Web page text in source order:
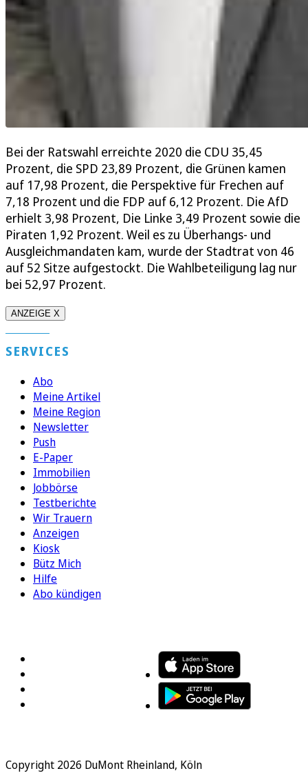
Bei der Ratswahl erreichte 2020 die CDU 35,45
Prozent, die SPD 23,89 Prozent, die Grünen kamen
auf 17,98 Prozent, die Perspektive für Frechen auf
7,18 Prozent und die FDP auf 6,12 Prozent. Die AfD
erhielt 3,98 Prozent, Die Linke 3,49 Prozent sowie die
Piraten 1,92 Prozent. Weil es zu Überhangs- und
Ausgleichmandaten kam, wurde der Stadtrat von 46
auf 52 Sitze aufgestockt. Die Wahlbeteiligung lag nur
bei 52,97 Prozent.
ANZEIGE X
SERVICES
Abo
Meine Artikel
Meine Region
Newsletter
Push
E-Paper
Immobilien
Jobbörse
Testberichte
Wir Trauern
Anzeigen
Kiosk
Bütz Mich
Hilfe
Abo kündigen
Copyright 2026 DuMont Rheinland, Köln